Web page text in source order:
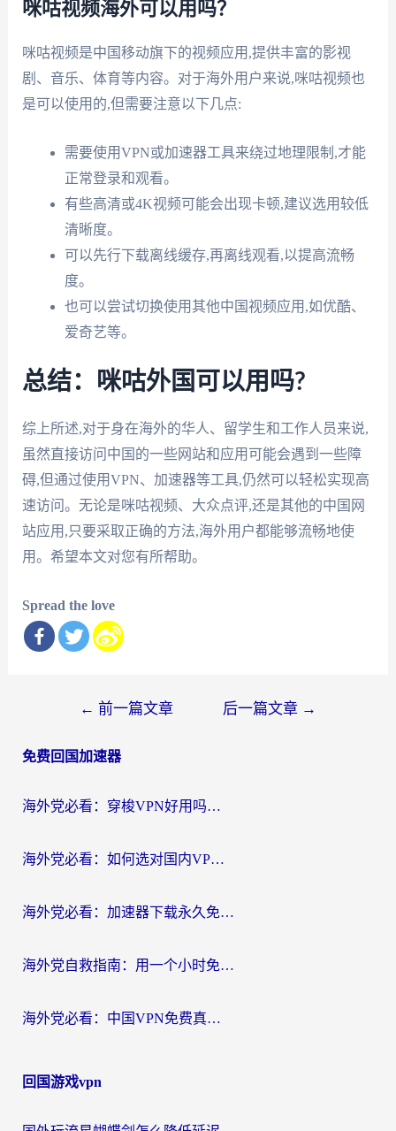
咪咕视频海外可以用吗？
咪咕视频是中国移动旗下的视频应用,提供丰富的影视
剧、音乐、体育等内容。对于海外用户来说,咪咕视频也
是可以使用的,但需要注意以下几点:
需要使用VPN或加速器工具来绕过地理限制,才能
正常登录和观看。
有些高清或4K视频可能会出现卡顿,建议选用较低
清晰度。
可以先行下载离线缓存,再离线观看,以提高流畅
度。
也可以尝试切换使用其他中国视频应用,如优酷、
爱奇艺等。
总结：咪咕外国可以用吗?
综上所述,对于身在海外的华人、留学生和工作人员来说,
虽然直接访问中国的一些网站和应用可能会遇到一些障
碍,但通过使用VPN、加速器等工具,仍然可以轻松实现高
速访问。无论是咪咕视频、大众点评,还是其他的中国网
站应用,只要采取正确的方法,海外用户都能够流畅地使
用。希望本文对您有所帮助。
Spread the love
导
← 前一篇文章 后一篇文章 →
免费回国加速器
海外党必看：穿梭VPN好用吗？和云帆VPN对比哪个回国效果更好？附真实测评+避坑指南
海外党必看：如何选对国内VPN，实现无缝访问国内资源？
海外党必看：加速器下载永久免费版真的存在吗？教你无缝访问国内资源的正确姿势
海外党自救指南：用一个小时免费加速器，轻松打破国内资源访问壁垒？
海外党必看：中国VPN免费真的靠谱吗？手把手教你选对回国加速器
回国游戏vpn